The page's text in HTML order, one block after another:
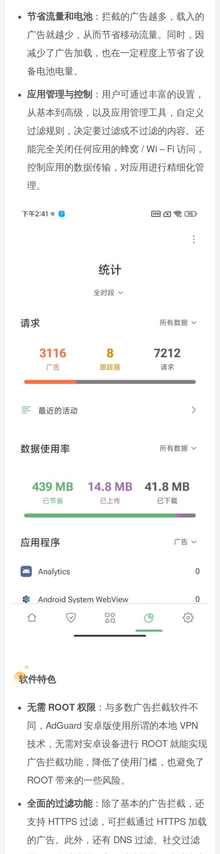
节省流量和电池：拦截的广告越多，载入的
广告就越少，从而节省移动流量。同时，因
减少了广告加载，也在一定程度上节省了设
备电池电量。
应用管理与控制 ：用户可通过丰富的设置，
从基本到高级，以及应用管理工具，自定义
过滤规则，决定要过滤或不过滤的内容。还
能完全关闭任何应用的蜂窝 / Wi – Fi 访问，
控制应用的数据传输，对应用进行精细化管
理。
软件特色
无需 ROOT 权限 ：与多数广告拦截软件不
同，AdGuard 安卓版使用所谓的本地 VPN
技术，无需对安卓设备进行 ROOT 就能实现
广告拦截功能，降低了使用门槛，也避免了
ROOT 带来的一些风险。
全面的过滤功能：除了基本的广告拦截，还
支持 HTTPS 过滤，可拦截通过 HTTPS 加载
的广告。此外，还有 DNS 过滤、社交过滤